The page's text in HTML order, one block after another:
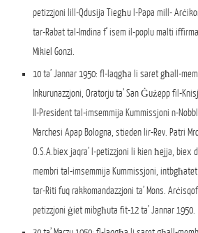
petizzjoni lill-Qdusija Tiegħu l-Papa mill-
tar-Rabat tal-Imdina f’ isem il-poplu malti
Mikiel Gonzi.
10 ta’ Jannar 1950: fl-laqgħa li saret għall-
Inkurunazzjoni, Oratorju ta’ San Ġużepp fil-
Il-President tal-imsemmija Kummissjoni n-
Marchesi Apap Bologna, stieden lir-Rev. Patri
O.S.A.biex jaqra’ l-petizzjoni li kien ħejja,
membri tal-imsemmija Kummissjoni, intbgħatet
tar-Riti fuq rakkomandazzjoni ta’ Mons.
petizzjoni ġiet mibgħuta fit-12 ta’ Jannar 1950.